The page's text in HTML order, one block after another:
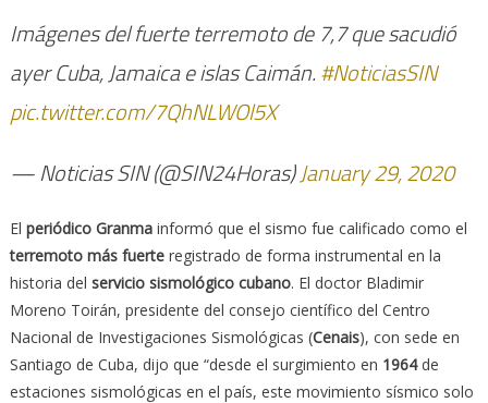
Imágenes del fuerte terremoto de 7,7 que sacudió
ayer Cuba, Jamaica e islas Caimán.#NoticiasSIN
pic.twitter.com/7QhNLWOl5X
— Noticias SIN (@SIN24Horas)January 29, 2020
El periódico Granmainformó que el sismo fue calificado como el
terremoto más fuerte registrado de forma instrumental en la
historia del servicio sismológico cubano. El doctor Bladimir
Moreno Toirán, presidente del consejo científico del Centro
Nacional de Investigaciones Sismológicas (Cenais), con sede en
Santiago de Cuba, dijo que “desde el surgimiento en 1964 de
estaciones sismológicas en el país, este movimiento sísmico solo